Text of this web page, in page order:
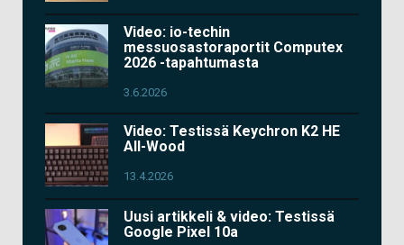
Video: io-techin
messuosastoraportit Computex
2026 -tapahtumasta
3.6.2026
Video: Testissä Keychron K2 HE
All-Wood
13.4.2026
Uusi artikkeli & video: Testissä
Google Pixel 10a